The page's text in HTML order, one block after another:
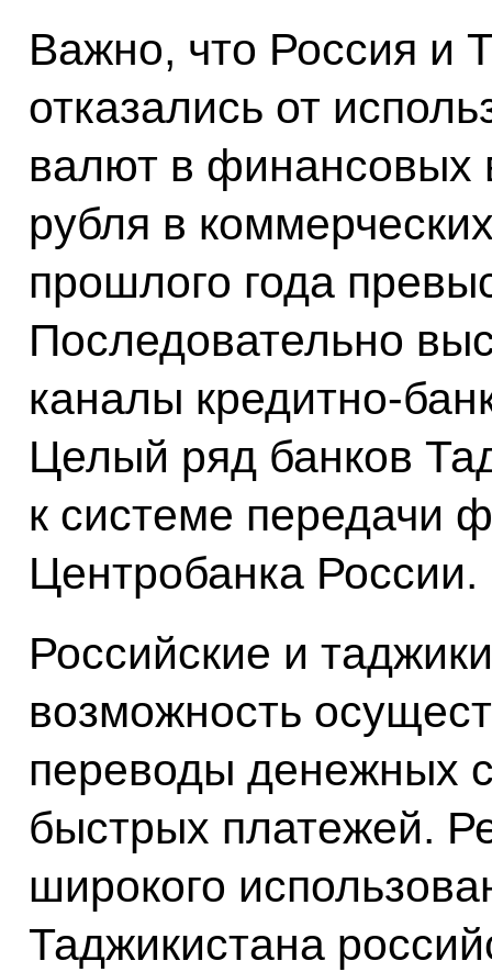
Важно, что Россия и
отказались от
валют в финансовых
рубля в
прошлого года
Последовательно
каналы кредитно-
Целый ряд банков
к системе передачи
Центробанка России.
Российские и
возможность
переводы денежных
быстрых платежей.
широкого
Таджикистана